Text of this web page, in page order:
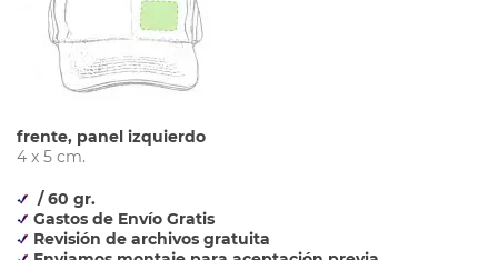
frente, panel izquierdo
4 x 5 cm.
/ 60 gr.
Gastos de Envío Gratis
Revisión de archivos gratuita